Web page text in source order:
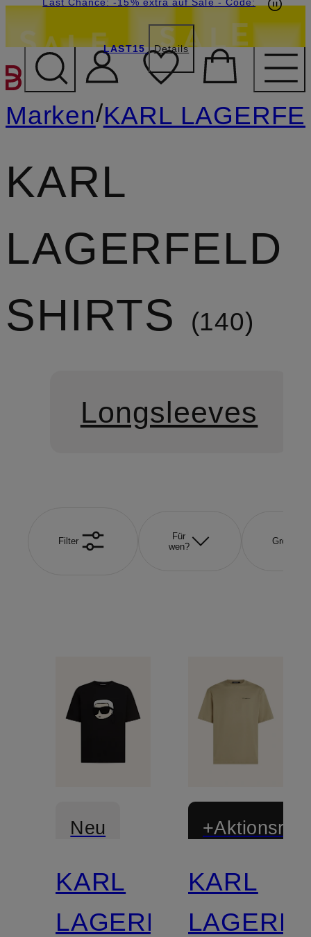
ZUM HAUPTINHALT
LAST15 Details
Marken/KARL
KARL
LAGERFELD
SHIRTS
140
Longsleeves
Filter
Für
wen?
Größe
Neu
KARL
LAGERFELD
KARL